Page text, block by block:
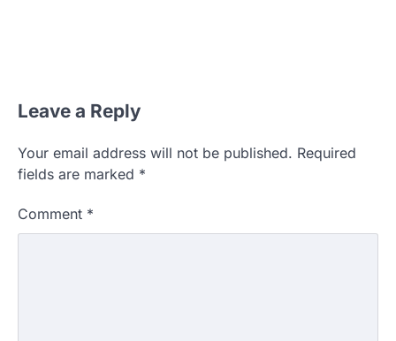
Leave a Reply
Your email address will not be published. Required
fields are marked *
Comment *